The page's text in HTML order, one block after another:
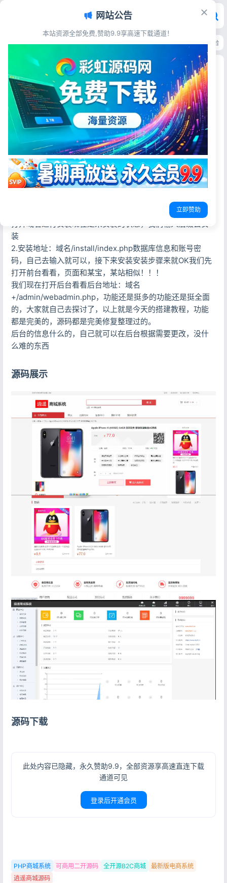
首页>源码资源>电子商务>逍遥商城系统最新版源码 全开源B2C电商平台
逍遥商城系统最新版源码 全开源B2C电商平台可二
开
彩虹源码网
2026-05-19 30阅读
源码简介
今天给大家实战搭建一下逍遥商城系统最
新版1.13这个版本是无授权的，拿去用就可以了
搭建教程
1.创建网站，上传源码至网站根目录，解压、解压完成后直接
装
2.安装地址：域名/install/index.php数据库信息和账号密
码，自己去输入就可以，接下来安装安装步骤来就OK我们先
打开前台看看，页面和某宝，某站相似！！！
我们现在打开后台看看后台地址：域名
+/admin/webadmin.php，功能还是挺多的功能还是挺全面
的，大家就自己去探讨了，以上就是今天的搭建教程，功能
都是完美的，源码都是完美修复整理过的。
后台的信息什么的，自己就可以在后台根据需要更改，没什
么难的东西
源码展示
源码下载
此处内容已隐藏，永久赞助9.9，全部资源享高速直连下载
通道可见
登录后开通会员
PHP商城系统 可商用二开源码 全开源B2C商城
最新版电商系统
逍遥商城源码
网站公告
本站资源全部免费,赞助9.9享高速下载通道！
立即赞助
登录
没有账号？立即注册